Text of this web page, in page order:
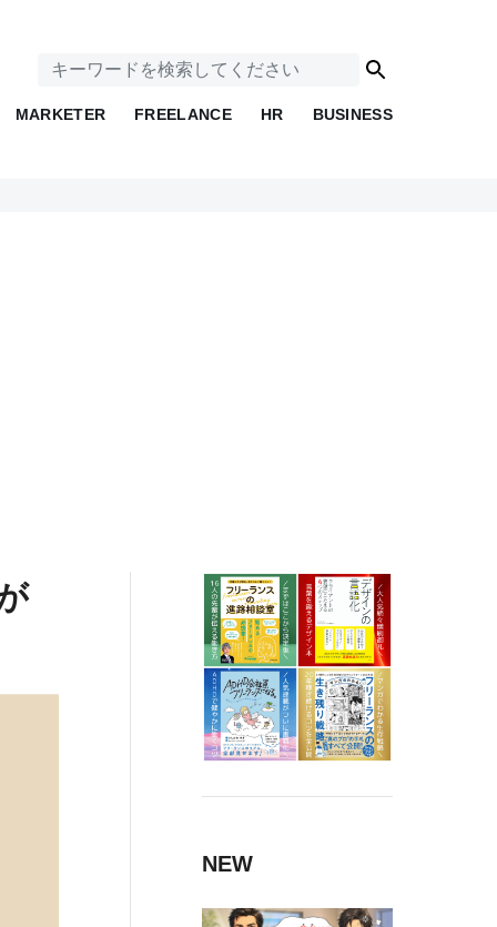
MARKETER FREELANCE HR BUSINESS
NEW